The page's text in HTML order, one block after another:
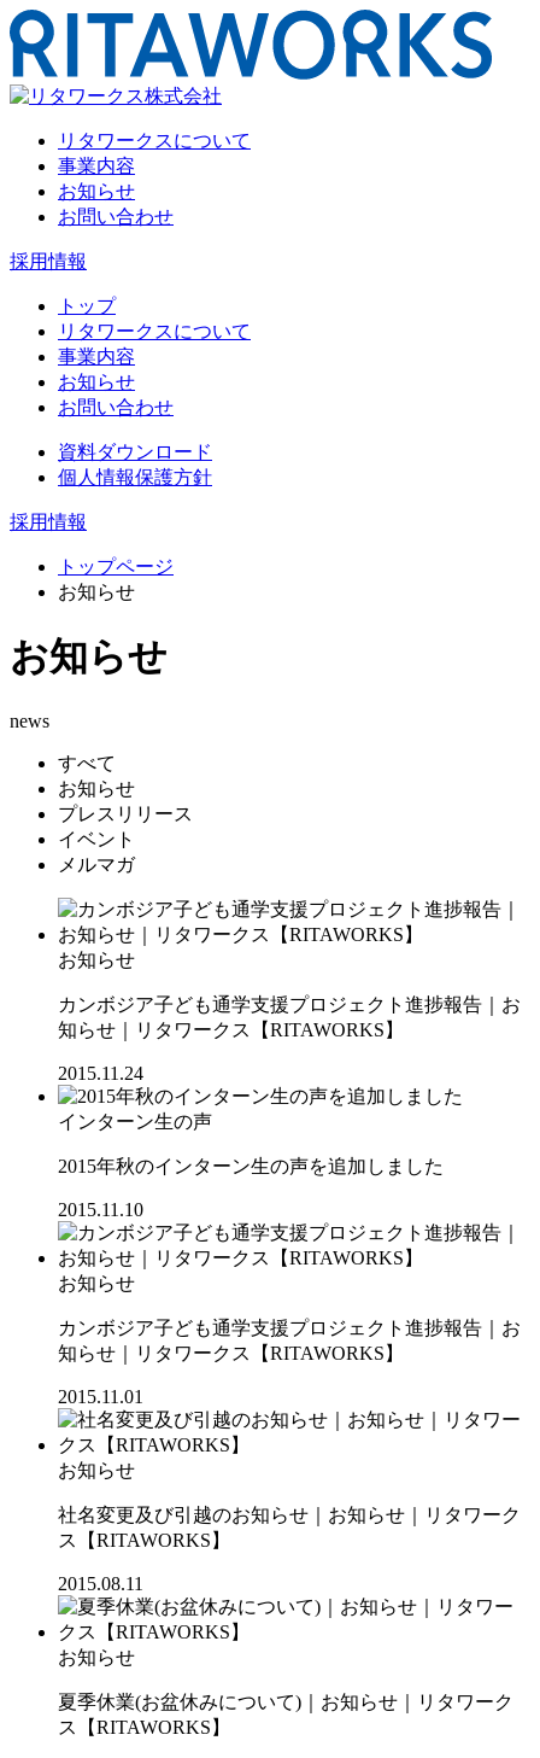
リタワークスについて
事業内容
お知らせ
お問い合わせ
採用情報
トップ
リタワークスについて
事業内容
お知らせ
お問い合わせ
資料ダウンロード
個人情報保護方針
採用情報
トップページ
お知らせ
お知らせ
news
すべて
お知らせ
プレスリリース
イベント
メルマガ
お知らせ
カンボジア子ども通学支援プロジェクト進捗報告｜お
知らせ｜リタワークス【RITAWORKS】
2015.11.24
インターン生の声
2015年秋のインターン生の声を追加しました
2015.11.10
お知らせ
カンボジア子ども通学支援プロジェクト進捗報告｜お
知らせ｜リタワークス【RITAWORKS】
2015.11.01
お知らせ
社名変更及び引越のお知らせ｜お知らせ｜リタワーク
ス【RITAWORKS】
2015.08.11
お知らせ
夏季休業(お盆休みについて)｜お知らせ｜リタワーク
ス【RITAWORKS】